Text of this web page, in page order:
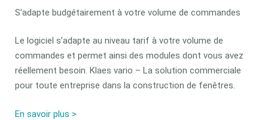
S’adapte budgétairement à votre volume de commandes
Le logiciel s’adapte au niveau tarif à votre volume de
commandes et permet ainsi des modules dont vous avez
réellement besoin. Klaes vario – La solution commerciale
pour toute entreprise dans la construction de fenêtres.
En savoir plus >